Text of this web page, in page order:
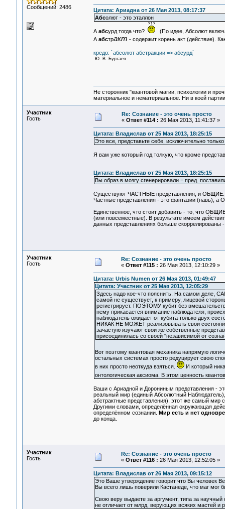
Сообщений: 2486
Цитата: Ариадна от 26 Мая 2013, 08:17:37
Абсолют - это эталлон
А абсурд тогда что?
(По идее, Абсолют
А абстракт - содержит корень акт (действие).
кредо: `абсолют абстракции => абсурд`
Ю. В. Буртаев
Не сторонник "квантовой магии, психологии и
материальное и нематериальное. Ни в коей
Участник
Гость
Re: Сознание - это очень просто
« Ответ #114 : 26 Мая 2013, 11:41:37 »
Цитата: Владислав от 25 Мая 2013, 18:25:15
Это все, представьте себе, исключительно
Я вам уже который год толкую, что кроме
Цитата: Владислав от 25 Мая 2013, 18:25:15
Вы образ в мозгу сгенерировали = пред
Существуют ЧАСТНЫЕ представления, и ОБЩИЕ.
Частные представления - это фантазии (навь), а
Единственное, что стоит добавить - то, что
(или повсеместные). В результате имеем
данных представлениях больше скоррелированы
Участник
Гость
Re: Сознание - это очень просто
« Ответ #115 : 26 Мая 2013, 12:10:29 »
Цитата: Urbis Numen от 26 Мая 2013, 01:49:47
Цитата: Участник от 25 Мая 2013, 12:05:29
Здесь надо кое-что пояснить. На самом деле,
самой не существует, к примеру, лицевой
регистрирует. ПОЭТОМУ кубит без
нему прикасается внимание наблюдателя,
наблюдатель ожидает от кубита только двух
НИКАК НЕ МОЖЕТ реализовывать свои
зачастую изучают свои же собственные
присоединилась со своей "независимой от
Вот поэтому квантовая механика напрямую
остальных системах просто редуцирует свою
в них просто неоткуда взяться.
И который
онтологическая аксиома. В этом ценность
Ваши с Ариадной и Дорониным представления -
реальный мир (единый Абсолютный
абстрактные представления), этот же самый
Другими словами, определённая окружающая
определённом сознании.
Мир есть и нет
до конца.
Участник
Гость
Re: Сознание - это очень просто
« Ответ #116 : 26 Мая 2013, 12:52:05 »
Цитата: Владислав от 26 Мая 2013, 09:15:12
Это Ваше утверждение говорит что Вы человек
Вы всего лишь поверили Кастанеде, что маг мог
Свою веру выдаете за аргумент, типа за научный
не отличает от млрд. верующих всяких мастей и